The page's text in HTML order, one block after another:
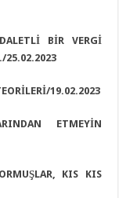
BİR VERGİ
25.02.2023
19.02.2023
ETMEYİN
KIS KIS